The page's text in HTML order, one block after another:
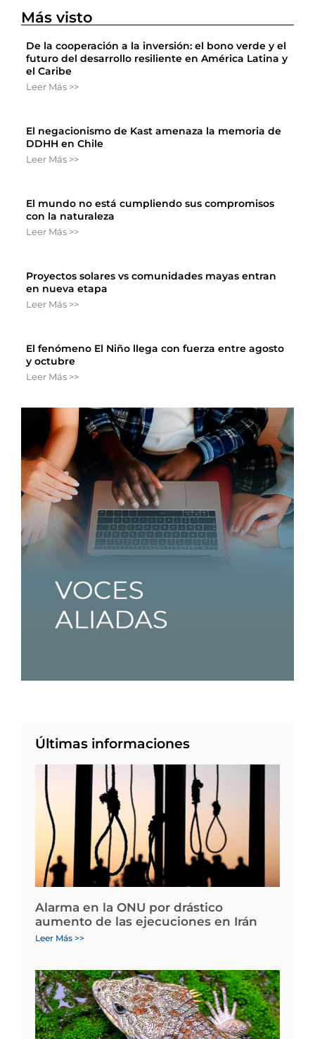
Más visto
De la cooperación a la inversión: el bono verde y el
futuro del desarrollo resiliente en América Latina y
el Caribe
Leer Más >>
El negacionismo de Kast amenaza la memoria de
DDHH en Chile
Leer Más >>
El mundo no está cumpliendo sus compromisos
con la naturaleza
Leer Más >>
Proyectos solares vs comunidades mayas entran
en nueva etapa
Leer Más >>
El fenómeno El Niño llega con fuerza entre agosto
y octubre
Leer Más >>
Últimas informaciones
Alarma en la ONU por drástico
aumento de las ejecuciones en Irán
Leer Más >>